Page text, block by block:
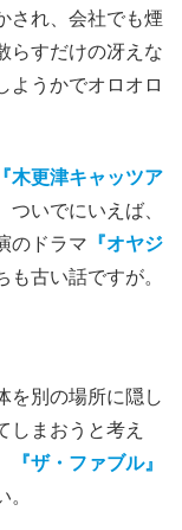
され、会社でも煙
らすだけの冴えな
ようかでオロオロ
木更津キャッツア
ついでにいえば、
のドラマ 『オヤジ
古い話ですが。
を別の場所に隠し
しまおうと考え
『ザ・ファブル』